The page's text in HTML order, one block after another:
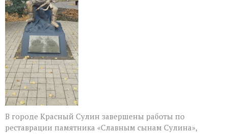
В городе Красный Сулин завершены работы по
реставрации памятника «Славным сынам Сулина»,